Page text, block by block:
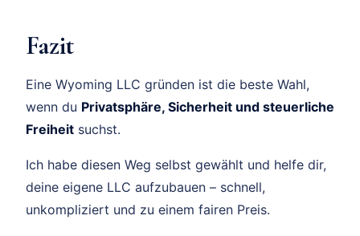
Fazit
Eine Wyoming LLC gründen ist die beste Wahl,
wenn du Privatsphäre, Sicherheit und steuerliche
Freiheit suchst.
Ich habe diesen Weg selbst gewählt und helfe dir,
deine eigene LLC aufzubauen – schnell,
unkompliziert und zu einem fairen Preis.